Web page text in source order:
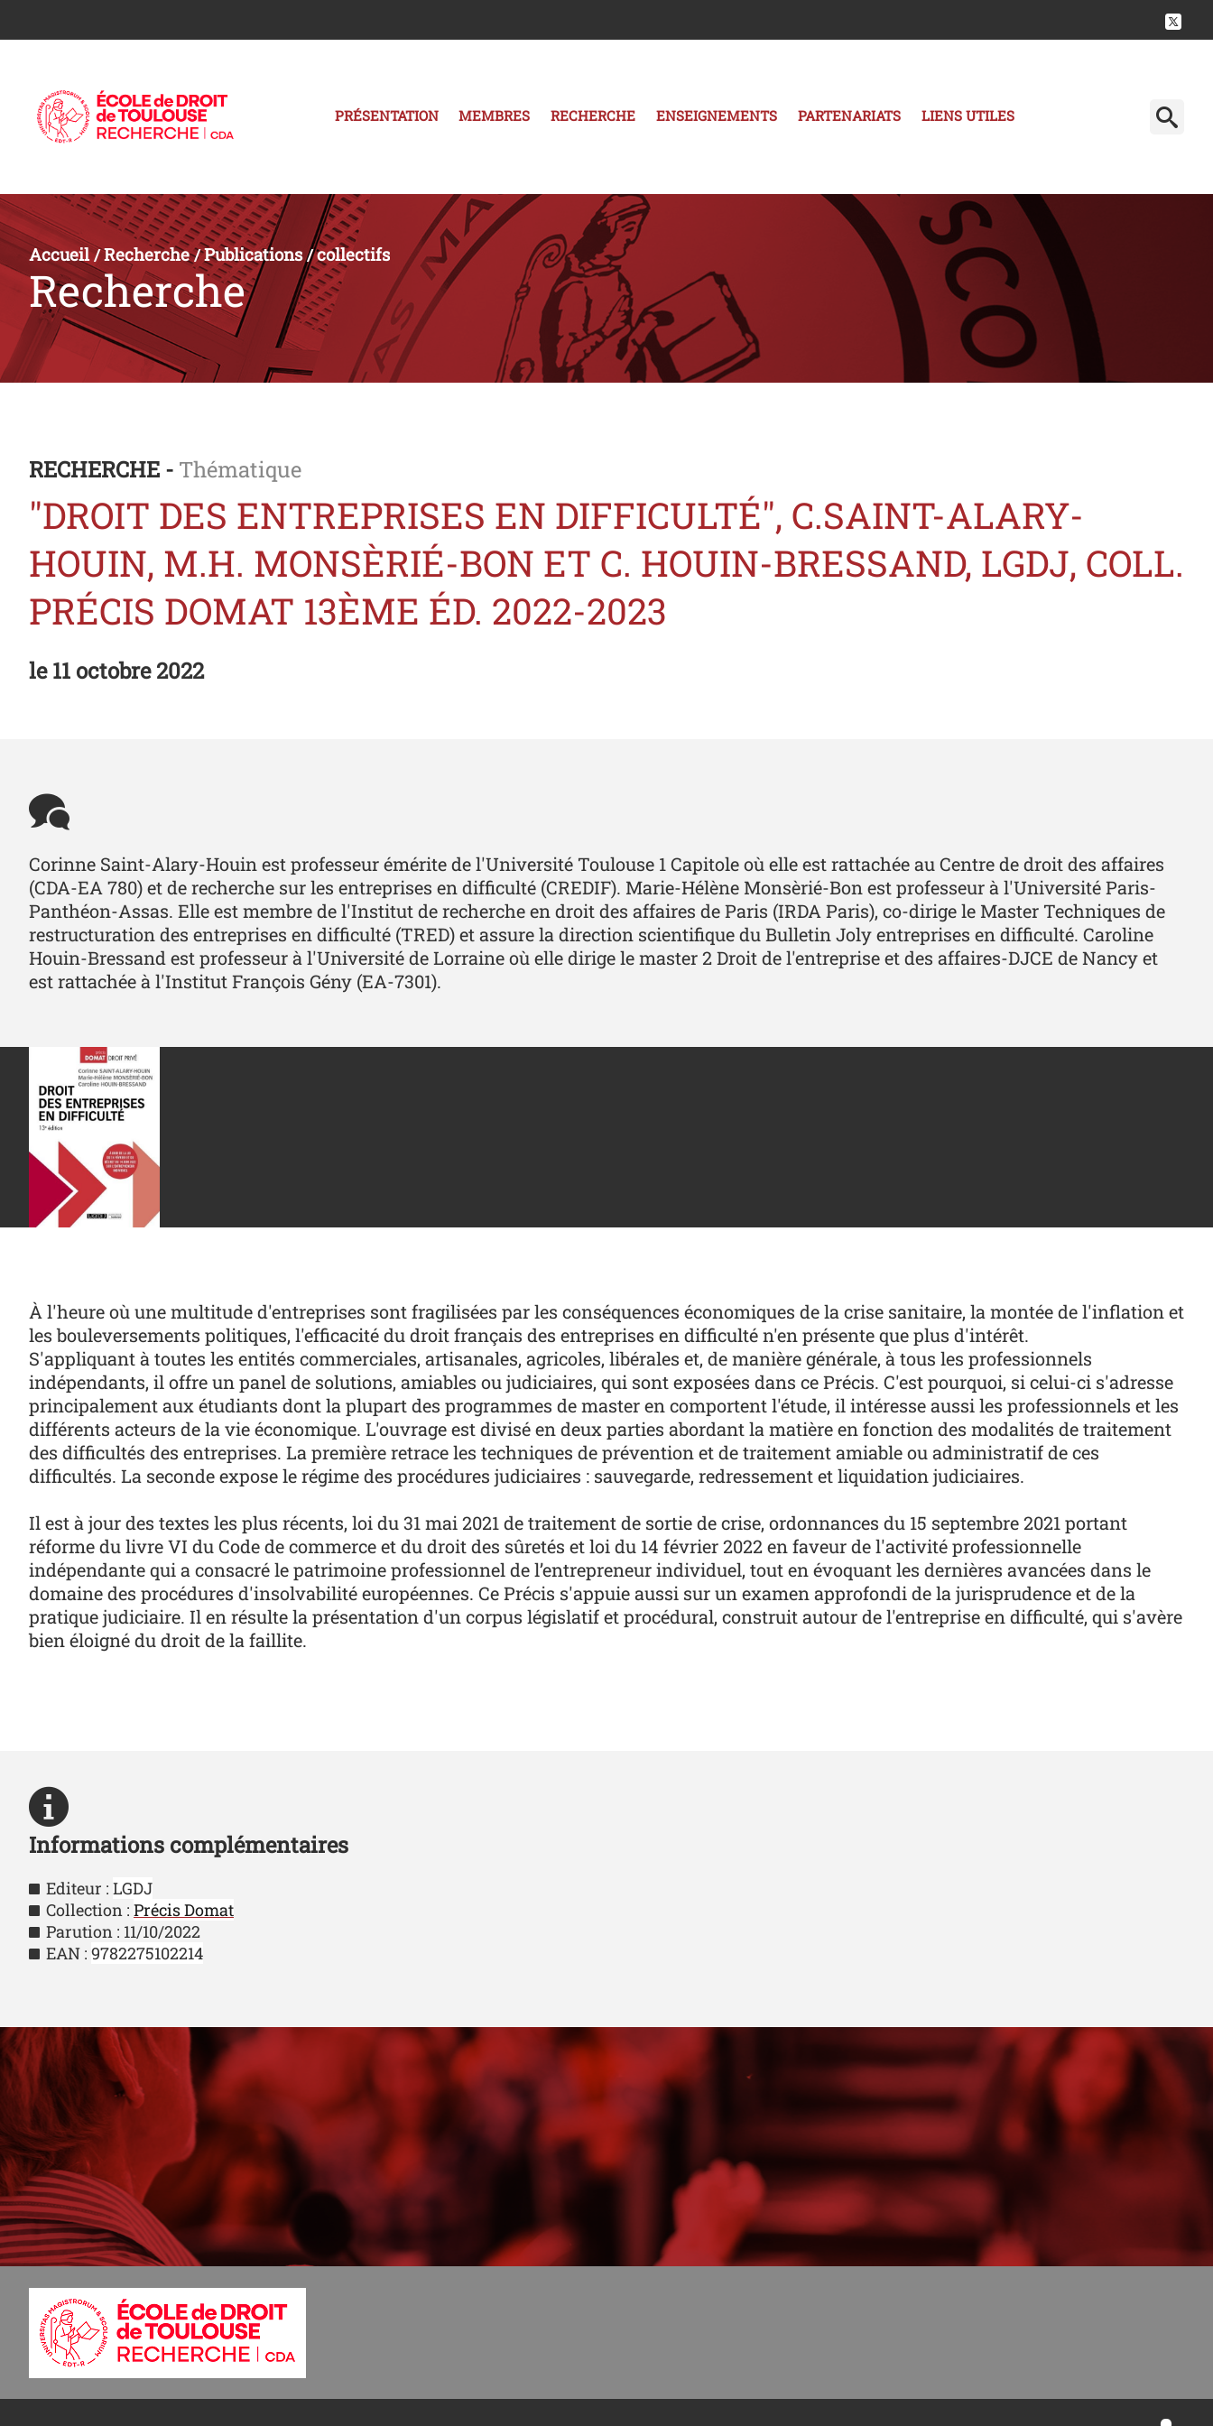
PRÉSENTATION MEMBRES RECHERCHE ENSEIGNEMENTS PARTENARIATS LIENS UTILES
Accueil/Recherche/Publications/collectifs
Recherche
RECHERCHE - Thématique
"DROIT DES ENTREPRISES EN DIFFICULTÉ", C.SAINT-ALARY-
HOUIN, M.H. MONSÈRIÉ-BON ET C. HOUIN-BRESSAND, LGDJ, COLL.
PRÉCIS DOMAT 13ÈME ÉD. 2022-2023
le11 octobre 2022
Corinne Saint-Alary-Houin est professeur émérite de l'Université Toulouse 1 Capitole où elle est rattachée au Centre de droit des affaires
(CDA-EA 780) et de recherche sur les entreprises en difficulté (CREDIF). Marie-Hélène Monsèrié-Bon est professeur à l'Université Paris-
Panthéon-Assas. Elle est membre de l'Institut de recherche en droit des affaires de Paris (IRDA Paris), co-dirige le Master Techniques de
restructuration des entreprises en difficulté (TRED) et assure la direction scientifique du Bulletin Joly entreprises en difficulté. Caroline
Houin-Bressand est professeur à l'Université de Lorraine où elle dirige le master 2 Droit de l'entreprise et des affaires-DJCE de Nancy et
est rattachée à l'Institut François Gény (EA-7301).
À l'heure où une multitude d'entreprises sont fragilisées par les conséquences économiques de la crise sanitaire, la montée de l'inflation et
les bouleversements politiques, l'efficacité du droit français des entreprises en difficulté n'en présente que plus d'intérêt.
S'appliquant à toutes les entités commerciales, artisanales, agricoles, libérales et, de manière générale, à tous les professionnels
indépendants, il offre un panel de solutions, amiables ou judiciaires, qui sont exposées dans ce Précis. C'est pourquoi, si celui-ci s'adresse
principalement aux étudiants dont la plupart des programmes de master en comportent l'étude, il intéresse aussi les professionnels et les
différents acteurs de la vie économique. L'ouvrage est divisé en deux parties abordant la matière en fonction des modalités de traitement
des difficultés des entreprises. La première retrace les techniques de prévention et de traitement amiable ou administratif de ces
difficultés. La seconde expose le régime des procédures judiciaires : sauvegarde, redressement et liquidation judiciaires.
Il est à jour des textes les plus récents, loi du 31 mai 2021 de traitement de sortie de crise, ordonnances du 15 septembre 2021 portant
réforme du livre VI du Code de commerce et du droit des sûretés et loi du 14 février 2022 en faveur de l'activité professionnelle
indépendante qui a consacré le patrimoine professionnel de l’entrepreneur individuel, tout en évoquant les dernières avancées dans le
domaine des procédures d'insolvabilité européennes. Ce Précis s'appuie aussi sur un examen approfondi de la jurisprudence et de la
pratique judiciaire. Il en résulte la présentation d'un corpus législatif et procédural, construit autour de l'entreprise en difficulté, qui s'avère
bien éloigné du droit de la faillite.
Informations complémentaires
Editeur : LGDJ
Collection : Précis Domat
Parution : 11/10/2022
EAN : 9782275102214